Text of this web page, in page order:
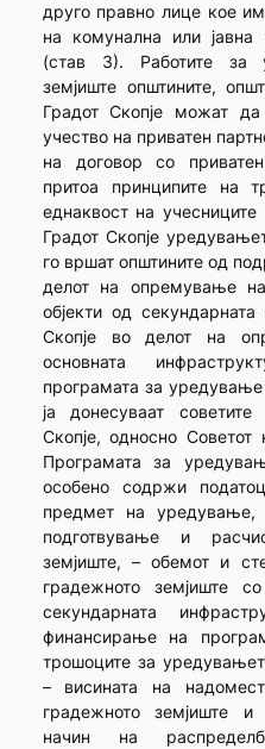
друго правно лице кое
на комунална или јавна
(став 3). Работите за
земјиште општините,
Градот Скопје можат
учество на приватен
на договор со
притоа принципите на
еднаквост на
Градот Скопје
го вршат општините од
делот на опремување
објекти од
Скопје во делот на
основната
програмата за
ја донесуваат
Скопје, односно
Програмата за
особено содржи
предмет на уредување,
подготвување и
земјиште, – обемот и
градежното земјиште
секундарната
финансирање на
трошоците за
– висината на
градежното земјиште и
начин на